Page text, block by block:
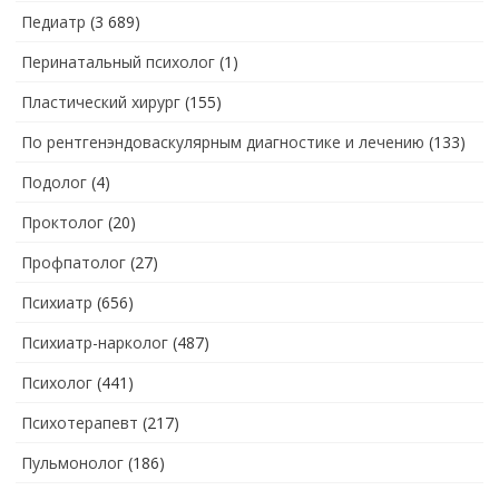
Педиатр (3 689)
Перинатальный психолог (1)
Пластический хирург (155)
По рентгенэндоваскулярным диагностике и лечению (133)
Подолог (4)
Проктолог (20)
Профпатолог (27)
Психиатр (656)
Психиатр-нарколог (487)
Психолог (441)
Психотерапевт (217)
Пульмонолог (186)